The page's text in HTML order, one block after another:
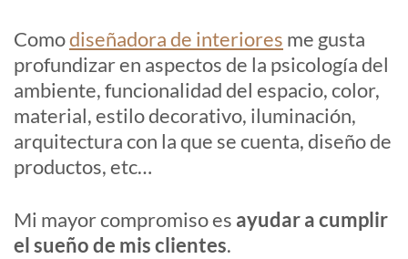
Comodiseñadora de interiores me gusta
profundizar en aspectos de la psicología del
ambiente, funcionalidad del espacio, color,
material, estilo decorativo, iluminación,
arquitectura con la que se cuenta, diseño de
productos, etc…
Mi mayor compromiso es ayudar a cumplir
el sueño de mis clientes.